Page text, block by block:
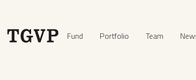
Fund Portfolio Team